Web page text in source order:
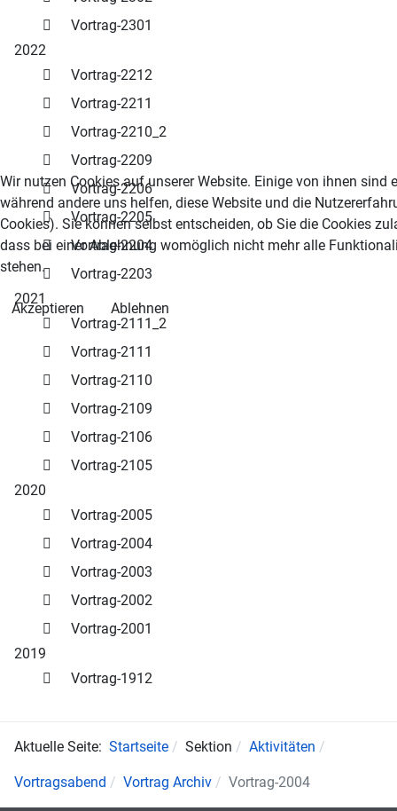
Vortrag-2301
2022
Vortrag-2212
Vortrag-2211
Vortrag-2210_2
Vortrag-2209
Vortrag-2206
Vortrag-2205
Vortrag-2204
Vortrag-2203
2021
Vortrag-2111_2
Vortrag-2111
Vortrag-2110
Vortrag-2109
Vortrag-2106
Vortrag-2105
2020
Vortrag-2005
Vortrag-2004
Vortrag-2003
Vortrag-2002
Vortrag-2001
2019
Vortrag-1912
Aktuelle Seite: Startseite Sektion Aktivitäten
Vortragsabend Vortrag Archiv Vortrag-2004
Wir nutzen Cookies auf unserer Website. Einige von ihnen sind
während andere uns helfen, diese Website und die
Cookies). Sie können selbst entscheiden, ob Sie die Cookies
dass bei einer Ablehnung womöglich nicht mehr alle
stehen.
Akzeptieren Ablehnen